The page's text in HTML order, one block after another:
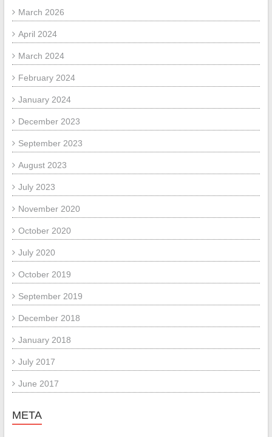
March 2026
April 2024
March 2024
February 2024
January 2024
December 2023
September 2023
August 2023
July 2023
November 2020
October 2020
July 2020
October 2019
September 2019
December 2018
January 2018
July 2017
June 2017
META